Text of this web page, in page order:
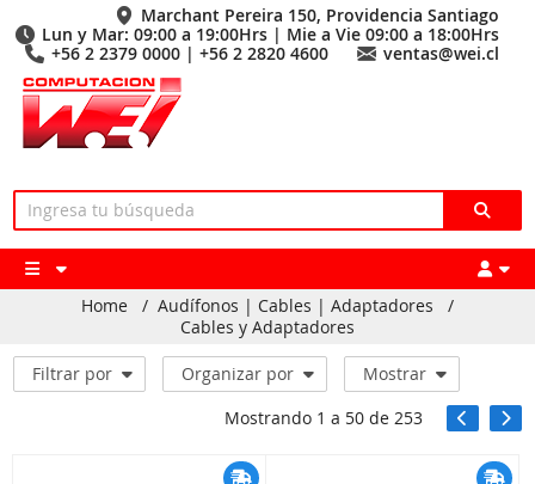
Marchant Pereira 150, Providencia Santiago
Lun y Mar: 09:00 a 19:00Hrs | Mie a Vie 09:00 a 18:00Hrs
+56 2 2379 0000 | +56 2 2820 4600
ventas@wei.cl
Home / Audífonos | Cables | Adaptadores
/
Cables y Adaptadores
Filtrar por Organizar por
Mostrar
Mostrando 1 a 50de 253